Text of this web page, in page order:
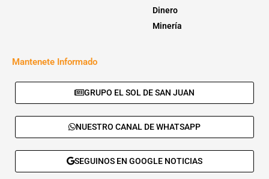
Dinero
Minería
Mantenete Informado
GRUPO EL SOL DE SAN JUAN
NUESTRO CANAL DE WHATSAPP
SEGUINOS EN GOOGLE NOTICIAS